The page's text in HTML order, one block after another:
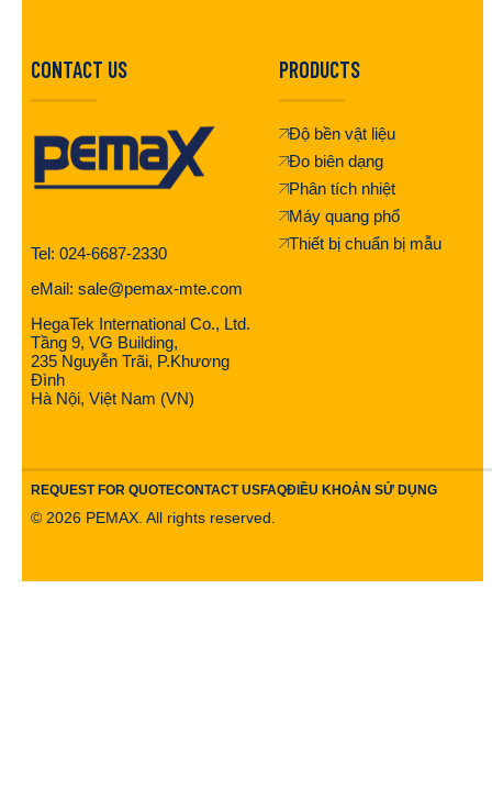
CONTACT US
Tel: 024-6687-2330
eMail: sale@pemax-mte.com
HegaTek International Co., Ltd.
Tầng 9, VG Building,
235 Nguyễn Trãi, P.Khương
Đình
Hà Nội, Việt Nam (VN)
PRODUCTS
Độ bền vật liệu
Đo biên dạng
Phân tích nhiệt
Máy quang phổ
Thiết bị chuẩn bị mẫu
REQUEST FOR QUOTECONTACT USFAQĐIỀU KHOẢN SỬ DỤNG
© 2026 PEMAX. All rights reserved.